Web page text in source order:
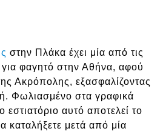
στην Πλάκα έχει μία από τις
για φαγητό στην Αθήνα, αφού
Ακρόπολης, εξασφαλίζοντας
Φωλιασμένο στα γραφικά
αυτό αποτελεί το
καταλήξετε μετά από μία